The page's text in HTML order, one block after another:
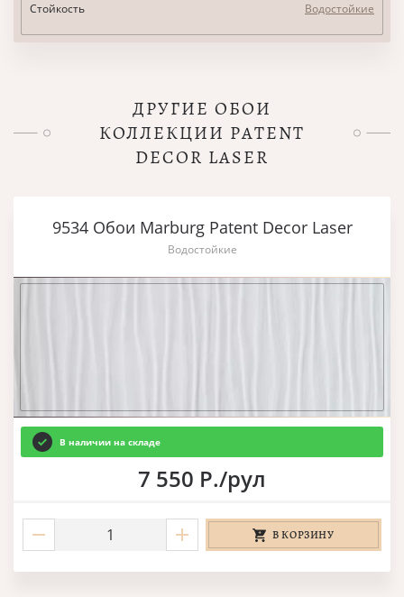
Стойкость Водостойкие
ДРУГИЕ ОБОИ
КОЛЛЕКЦИИ PATENT
DECOR LASER
9534 Обои Marburg Patent Decor Laser
Водостойкие
В наличии на складе
7 550 Р./рул
В КОРЗИНУ